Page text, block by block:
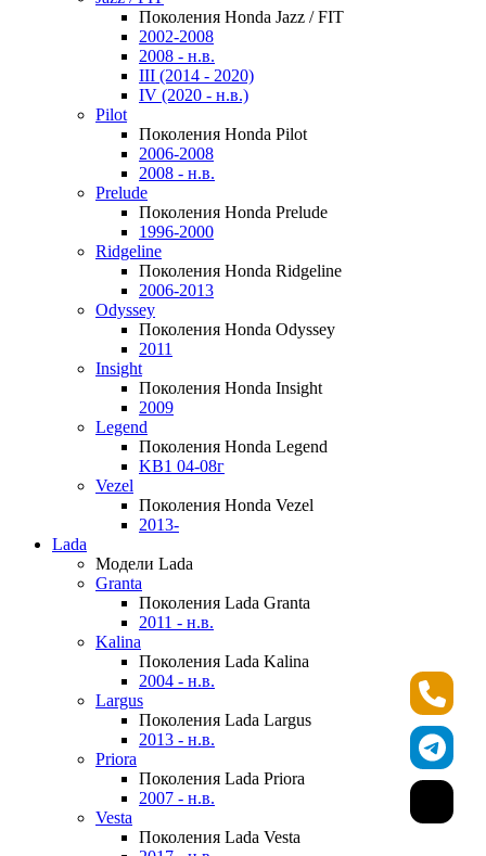
Поколения Honda Jazz / FIT
2002-2008
2008 - н.в.
III (2014 - 2020)
IV (2020 - н.в.)
Pilot
Поколения Honda Pilot
2006-2008
2008 - н.в.
Prelude
Поколения Honda Prelude
1996-2000
Ridgeline
Поколения Honda Ridgeline
2006-2013
Odyssey
Поколения Honda Odyssey
2011
Insight
Поколения Honda Insight
2009
Legend
Поколения Honda Legend
KB1 04-08г
Vezel
Поколения Honda Vezel
2013-
Lada
Модели Lada
Granta
Поколения Lada Granta
2011 - н.в.
Kalina
Поколения Lada Kalina
2004 - н.в.
Largus
Поколения Lada Largus
2013 - н.в.
Priora
Поколения Lada Priora
2007 - н.в.
Vesta
Поколения Lada Vesta